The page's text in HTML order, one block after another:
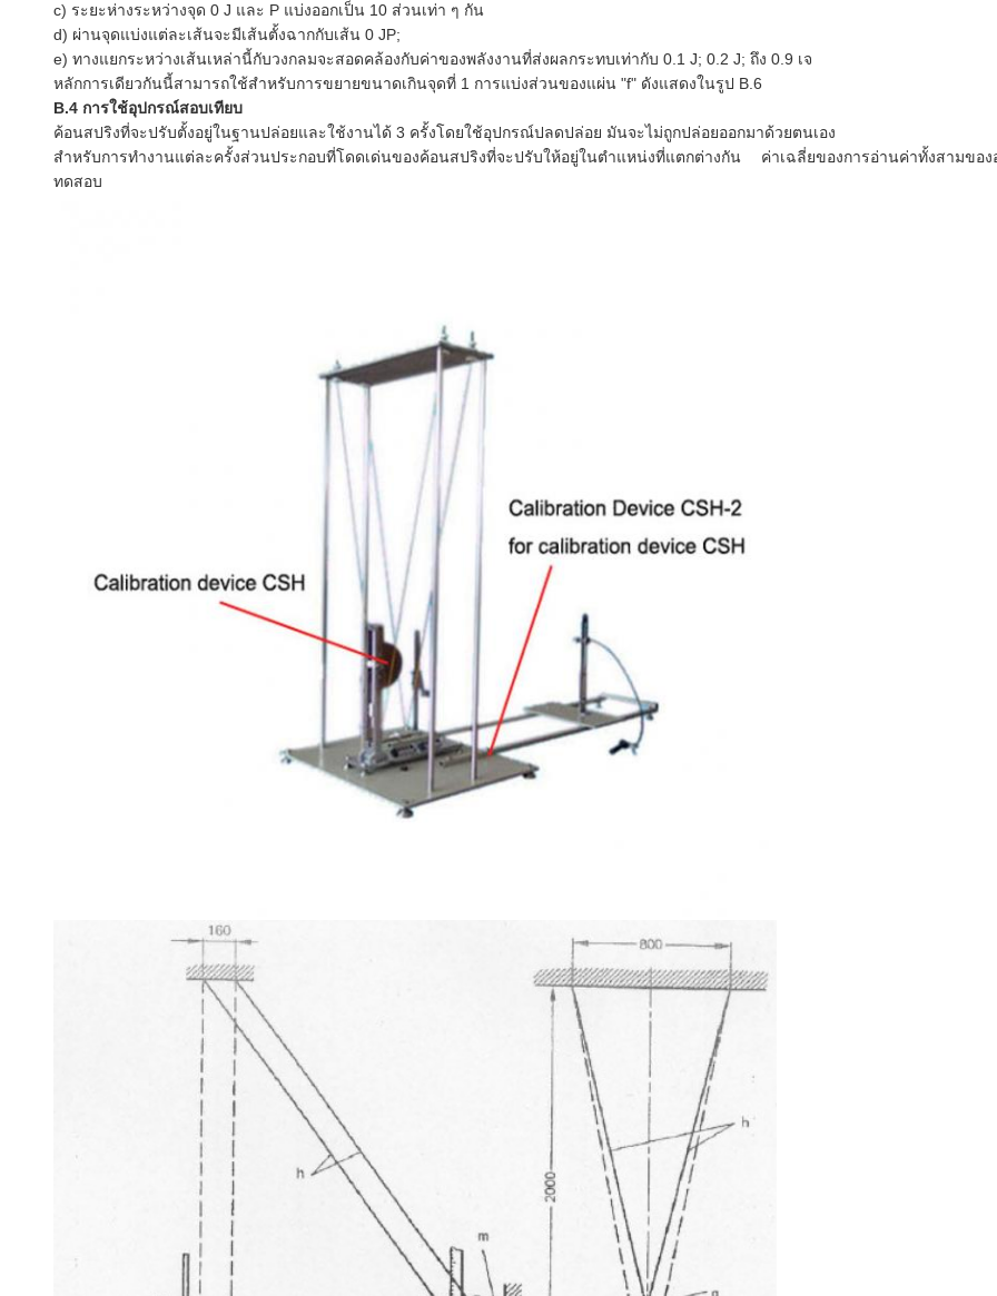
c) ระยะห่างระหว่างจุด 0 J และ P แบ่งออกเป็น 10 ส่วนเท่า ๆ กัน
d) ผ่านจุดแบ่งแต่ละเส้นจะมีเส้นตั้งฉากกับเส้น 0 JP;
e) ทางแยกระหว่างเส้นเหล่านี้กับวงกลมจะสอดคล้องกับค่าของพลังงานที่ส่งผลกระทบเท่ากับ 0.1 J; 0.2 J; ถึง 0.9 เจ
หลักการเดียวกันนี้สามารถใช้สำหรับการขยายขนาดเกินจุดที่ 1 การแบ่งส่วนของแผ่น "f" ดังแสดงในรูป B.6
B.4 การใช้อุปกรณ์สอบเทียบ
ค้อนสปริงที่จะปรับตั้งอยู่ในฐานปล่อยและใช้งานได้ 3 ครั้งโดยใช้อุปกรณ์ปลดปล่อย มันจะไม่ถูกปล่อยออกมาด้วยตนเอง
สำหรับการทำงานแต่ละครั้งส่วนประกอบที่โดดเด่นของค้อนสปริงที่จะปรับให้อยู่ในตำแหน่งที่แตกต่างกัน
ค่าเฉลี่ยของการอ่านค่าทั้งสามขอ
ทดสอบ